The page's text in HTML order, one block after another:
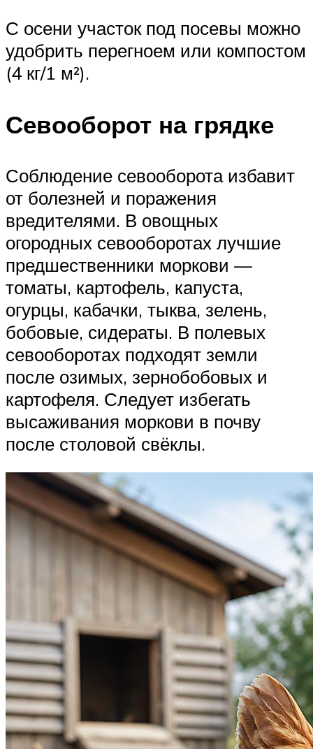
С осени участок под посевы можно
удобрить перегноем или компостом
(4 кг/1 м²).
Севооборот на грядке
Соблюдение севооборота избавит
от болезней и поражения
вредителями. В овощных
огородных севооборотах лучшие
предшественники моркови —
томаты, картофель, капуста,
огурцы, кабачки, тыква, зелень,
бобовые, сидераты. В полевых
севооборотах подходят земли
после озимых, зернобобовых и
картофеля. Следует избегать
высаживания моркови в почву
после столовой свёклы.